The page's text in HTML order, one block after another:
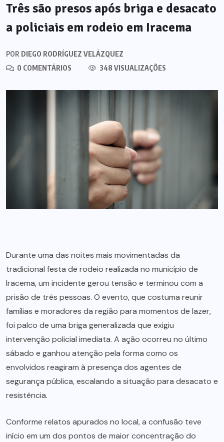
Três são presos após briga e desacato
a policiais em rodeio em Iracema
POR DIEGO RODRÍGUEZ VELÁZQUEZ
0 COMENTÁRIOS
348 VISUALIZAÇÕES
Durante uma das noites mais movimentadas da
tradicional festa de rodeio realizada no município de
Iracema, um incidente gerou tensão e terminou com a
prisão de três pessoas. O evento, que costuma reunir
famílias e moradores da região para momentos de lazer,
foi palco de uma briga generalizada que exigiu
intervenção policial imediata. A ação ocorreu no último
sábado e ganhou atenção pela forma como os
envolvidos reagiram à presença dos agentes de
segurança pública, escalando a situação para desacato e
resistência.
Conforme relatos apurados no local, a confusão teve
início em um dos pontos de maior concentração do